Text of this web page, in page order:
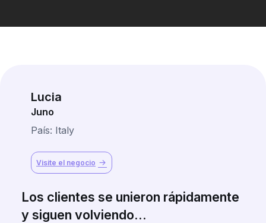
Lucia
Juno
País: Italy
Visite el negocio
Los clientes se unieron rápidamente
y siguen volviendo...